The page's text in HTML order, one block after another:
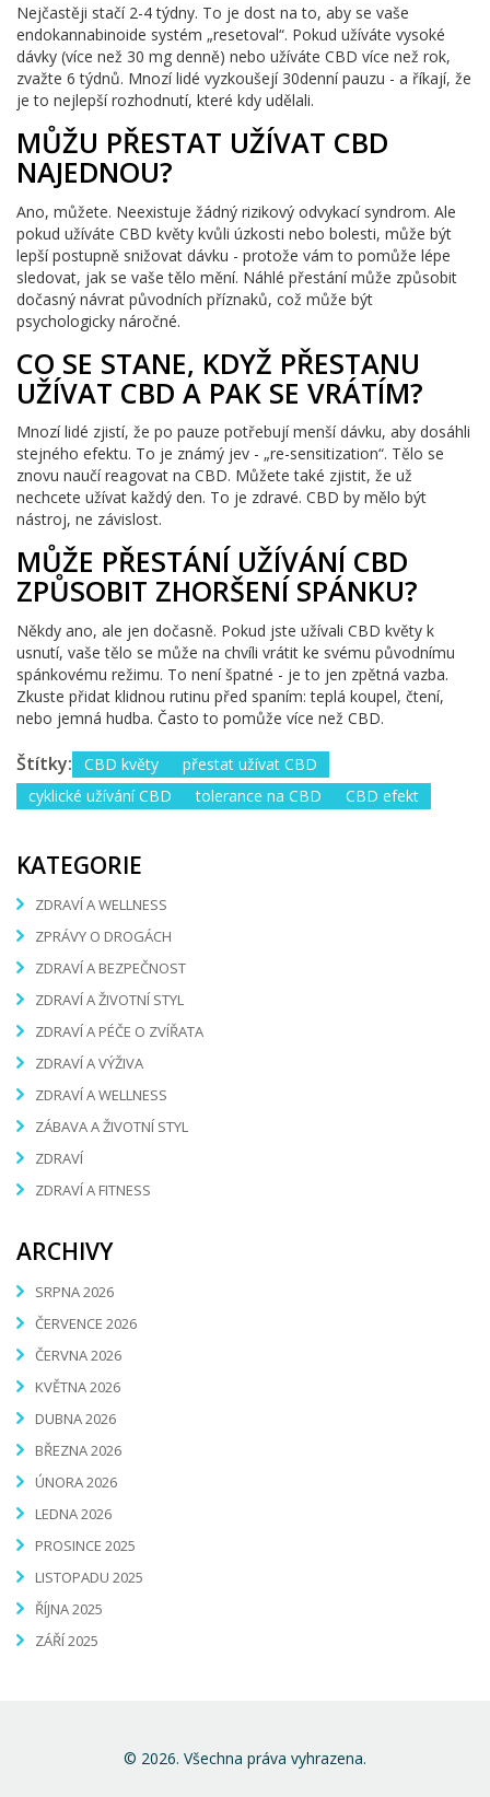
Nejčastěji stačí 2-4 týdny. To je dost na to, aby se vaše
endokannabinoide systém „resetoval“. Pokud užíváte vysoké
dávky (více než 30 mg denně) nebo užíváte CBD více než rok,
zvažte 6 týdnů. Mnozí lidé vyzkoušejí 30denní pauzu - a říkají, že
je to nejlepší rozhodnutí, které kdy udělali.
MŮŽU PŘESTAT UŽÍVAT CBD
NAJEDNOU?
Ano, můžete. Neexistuje žádný rizikový odvykací syndrom. Ale
pokud užíváte CBD květy kvůli úzkosti nebo bolesti, může být
lepší postupně snižovat dávku - protože vám to pomůže lépe
sledovat, jak se vaše tělo mění. Náhlé přestání může způsobit
dočasný návrat původních příznaků, což může být
psychologicky náročné.
CO SE STANE, KDYŽ PŘESTANU
UŽÍVAT CBD A PAK SE VRÁTÍM?
Mnozí lidé zjistí, že po pauze potřebují menší dávku, aby dosáhli
stejného efektu. To je známý jev - „re-sensitization“. Tělo se
znovu naučí reagovat na CBD. Můžete také zjistit, že už
nechcete užívat každý den. To je zdravé. CBD by mělo být
nástroj, ne závislost.
MŮŽE PŘESTÁNÍ UŽÍVÁNÍ CBD
ZPŮSOBIT ZHORŠENÍ SPÁNKU?
Někdy ano, ale jen dočasně. Pokud jste užívali CBD květy k
usnutí, vaše tělo se může na chvíli vrátit ke svému původnímu
spánkovému režimu. To není špatné - je to jen zpětná vazba.
Zkuste přidat klidnou rutinu před spaním: teplá koupel, čtení,
nebo jemná hudba. Často to pomůže více než CBD.
Štítky: CBD květy
přestat užívat CBD
cyklické užívání CBD
tolerance na CBD CBD efekt
KATEGORIE
ZDRAVÍ A WELLNESS
ZPRÁVY O DROGÁCH
ZDRAVÍ A BEZPEČNOST
ZDRAVÍ A ŽIVOTNÍ STYL
ZDRAVÍ A PÉČE O ZVÍŘATA
ZDRAVÍ A VÝŽIVA
ZDRAVÍ A WELLNESS
ZÁBAVA A ŽIVOTNÍ STYL
ZDRAVÍ
ZDRAVÍ A FITNESS
ARCHIVY
SRPNA 2026
ČERVENCE 2026
ČERVNA 2026
KVĚTNA 2026
DUBNA 2026
BŘEZNA 2026
ÚNORA 2026
LEDNA 2026
PROSINCE 2025
LISTOPADU 2025
ŘÍJNA 2025
ZÁŘÍ 2025
© 2026. Všechna práva vyhrazena.